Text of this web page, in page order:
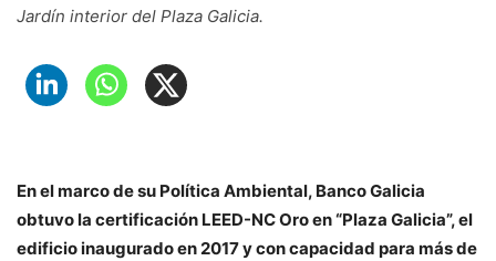
Jardín interior del Plaza Galicia.
En el marco de su Política Ambiental, Banco Galicia
obtuvo la certificación LEED-NC Oro en “Plaza Galicia”, el
edificio inaugurado en 2017 y con capacidad para más de